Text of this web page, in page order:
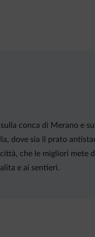
conca di Merano e
dove sia il prato
che le migliori mete
e ai sentieri.